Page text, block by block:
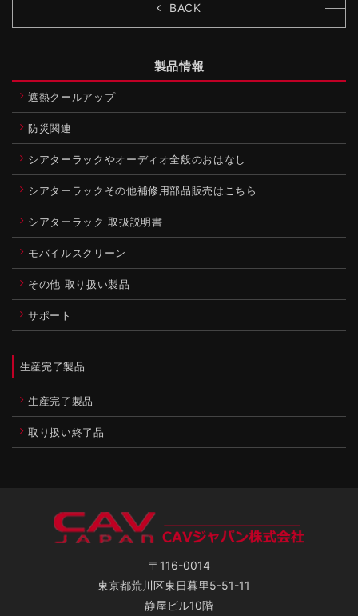
BACK
製品情報
遮熱クールアップ
防災関連
シアターラックやオーディオ全般のおはなし
シアターラックその他補修用部品販売はこちら
シアターラック 取扱説明書
モバイルスクリーン
その他 取り扱い製品
サポート
生産完了製品
生産完了製品
取り扱い終了品
〒116-0014
東京都荒川区東日暮里5-51-11
静屋ビル10階